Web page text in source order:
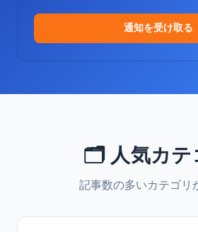
通知を受け取る
🗂️ 人気カテ
記事数の多いカテゴリ